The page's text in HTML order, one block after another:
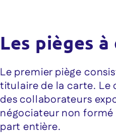
Les pièges
Le premier piège
titulaire de la carte. Le
des collaborateurs
négociateur non
part entière.